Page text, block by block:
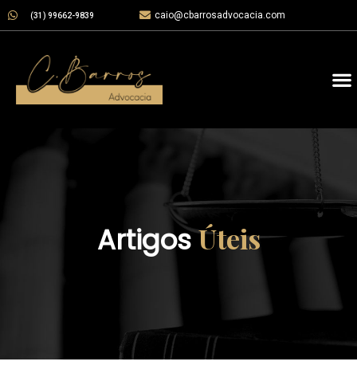
(31) 99662-9839 caio@cbarrosadvocacia.com
ArtigosÚteis